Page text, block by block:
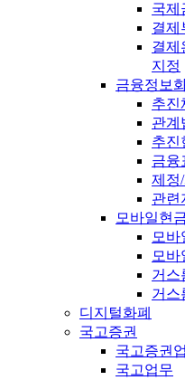
국제
결제
결제
지정
금융정보
추진
관계
추진
금융
제정
관련
모바일현
모바
모
거스
거스
디지털화폐
국고증권
국고증권
국고업무